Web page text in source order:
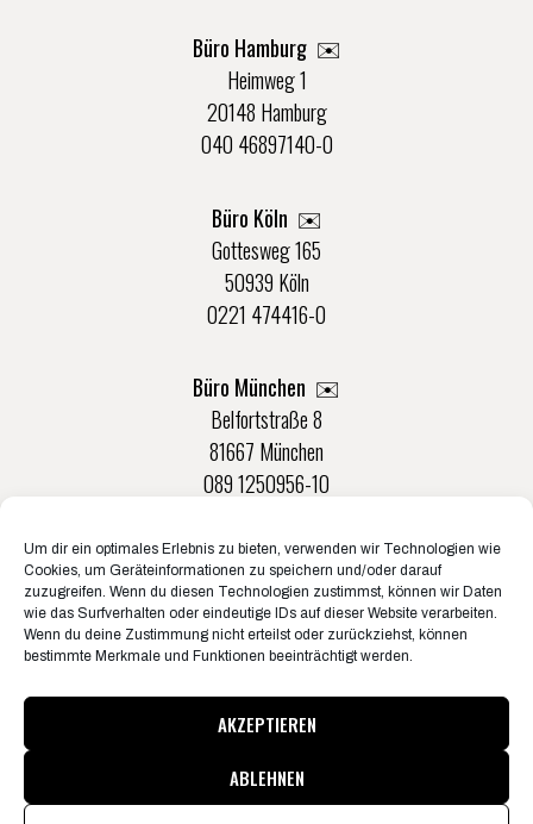
Um dir ein optimales Erlebnis zu bieten, verwenden wir Technologien wie
Cookies, um Geräteinformationen zu speichern und/oder darauf
zuzugreifen. Wenn du diesen Technologien zustimmst, können wir Daten
wie das Surfverhalten oder eindeutige IDs auf dieser Website verarbeiten.
Wenn du deine Zustimmung nicht erteilst oder zurückziehst, können
bestimmte Merkmale und Funktionen beeinträchtigt werden.
AKZEPTIEREN
ABLEHNEN
Büro Hamburg ✉️
Heimweg 1
20148 Hamburg
040 46897140-0
Büro Köln ✉️
Gottesweg 165
50939 Köln
0221 474416-0
Büro München ✉️
Belfortstraße 8
81667 München
089 1250956-10
Büro Münster ✉️
Rudolf-Von-Langen-Str. 42
48147 Münster
0251 20132-0
© Konzertbüro Schoneberg 2026
Pressematerial & Akkreditierungen